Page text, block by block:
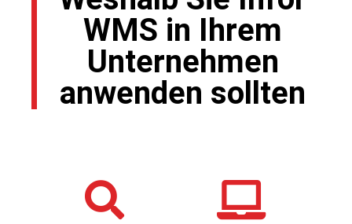
WMS in Ihrem
Unternehmen
anwenden sollten